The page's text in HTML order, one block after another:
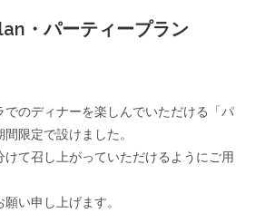
・パーティープラン
でのディナーを楽しんでいただける「パ
限定で設けました。
けて召し上がっていただけるようにご用
い申し上げます。